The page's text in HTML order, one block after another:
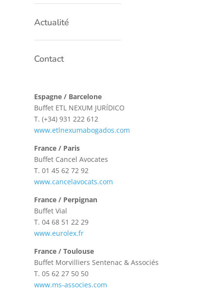
Actualité
Contact
Espagne / Barcelone
Buffet ETL NEXUM JURÍDICO
T. (+34) 931 222 612
www.etlnexumabogados.com
France / Paris
Buffet Cancel Avocates
T. 01 45 62 72 92
www.cancelavocats.com
France / Perpignan
Buffet Vial
T. 04 68 51 22 29
www.eurolex.fr
France / Toulouse
Buffet Morvilliers Sentenac & Associés
T. 05 62 27 50 50
www.ms-associes.com